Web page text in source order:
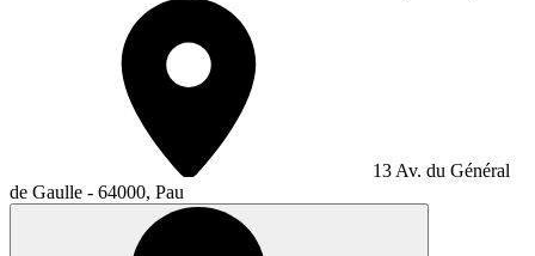
13 Av. du Général
de Gaulle - 64000, Pau